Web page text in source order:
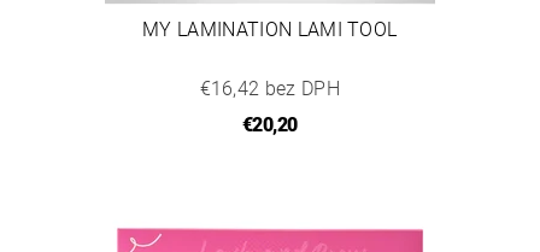
MY LAMINATION LAMI TOOL
€16,42 bez DPH
€20,20